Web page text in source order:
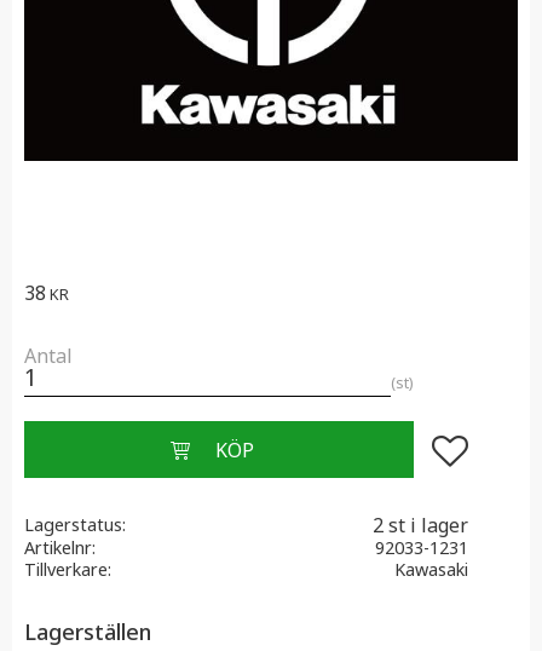
38 KR
Antal
st
Lägg till i
Lagerstatus 2 st i lager
Artikelnr
92033-1231
Tillverkare
Kawasaki
Lagerställen